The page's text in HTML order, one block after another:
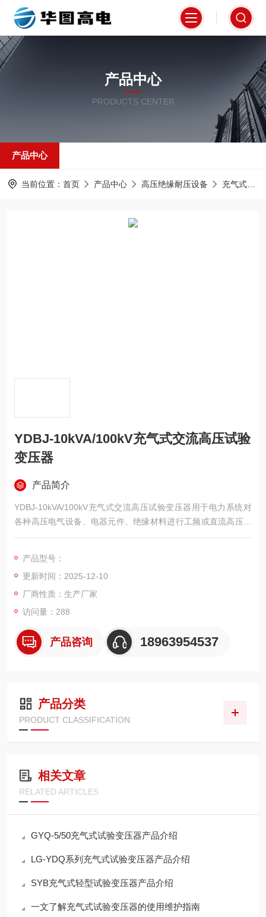
产品中心
PRODUCTS CENTER
产品中心
当前位置： 首页 产品中心 高压绝缘耐压设备 充气式试验变压器
YDBJ-10kVA/100kV充气式交流高压试验
变压器
产品简介
YDBJ-10kVA/100kV充气式交流高压试验变压器用于电力系统对
各种高压电气设备、电器元件、绝缘材料进行工频或直流高压下
的绝缘耐压试验。该系列试验变压器具有体积小、重量轻、结构
产品型号：
更新时间：2025-12-10
厂商性质：生产厂家
访问量：288
产品咨询 18963954537
产品分类
PRODUCT CLASSIFICATION
相关文章
RELATED ARTICLES
GYQ-5/50充气式试验变压器产品介绍
LG-YDQ系列充气式试验变压器产品介绍
SYB充气式轻型试验变压器产品介绍
一文了解充气式试验变压器的使用维护指南